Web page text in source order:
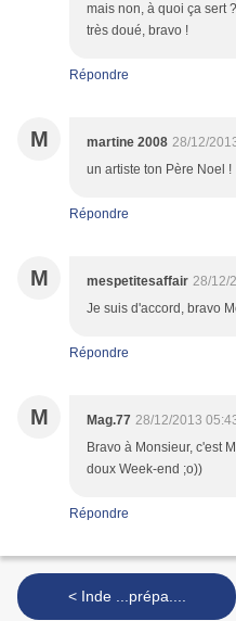
mais non, à quoi ça sert
très doué, bravo !
Répondre
M martine 2008 28/12/
un artiste ton Père Noel !
Répondre
M mespetitesaffair 28/12/
Je suis d'accord, bravo
Répondre
M Mag.77 28/12/2013
Bravo à Monsieur, c'est
doux Week-end ;o))
Répondre
< Inde ...prépa....